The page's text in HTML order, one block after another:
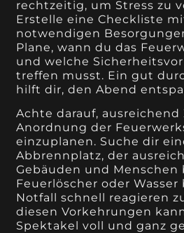
rechtzeitig, um Stress zu
Erstelle eine Checkliste
notwendigen
Plane, wann du das
und welche
treffen musst. Ein gut
hilft dir, den Abend
Achte darauf, ausreichend
Anordnung der
einzuplanen. Suche dir
Abbrennplatz, der
Gebäuden und Menschen
Feuerlöscher oder
Notfall schnell reagieren
diesen Vorkehrungen
Spektakel voll und ganz